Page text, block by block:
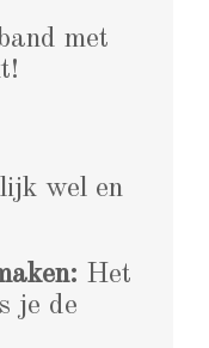
met
wel en
Het
je de